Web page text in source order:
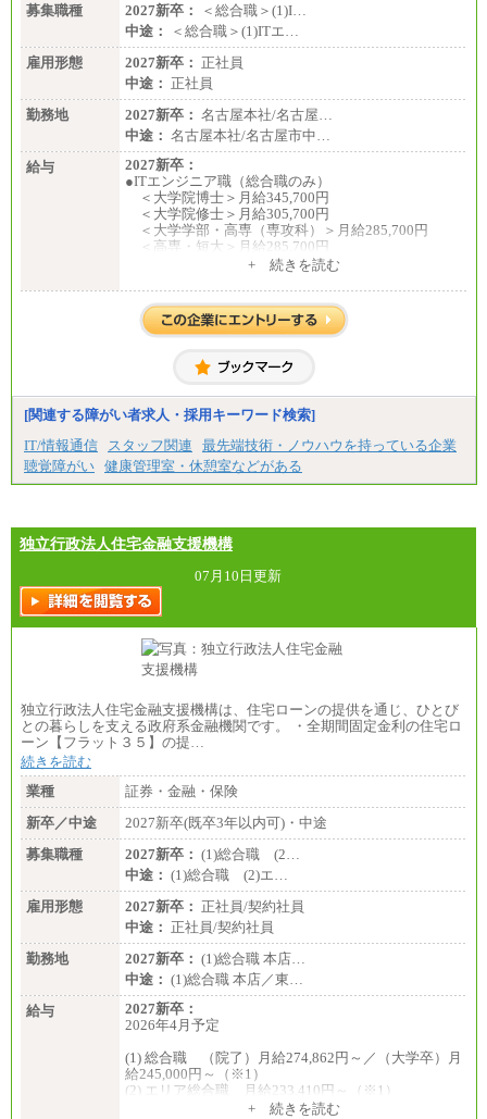
募集職種
2027新卒：
＜総合職＞(1)I…
中途：
＜総合職＞(1)ITエ…
雇用形態
2027新卒： 正社員
中途： 正社員
勤務地
2027新卒： 名古屋本社/名古屋…
中途： 名古屋本社/名古屋市中…
給与
2027新卒：
●ITエンジニア職（総合職のみ）
＜大学院博士＞月給345,700円
＜大学院修士＞月給305,700円
＜大学学部・高専（専攻科）＞月給285,700円
＜高専・短大＞月給285,700円
＜大学院修士・博士＞月給：305,700円（総合職）
＜大学学部＞月給：285,700円（総合職）／253,10
0円（一般職）
00円（一般職）
※試用期間中の条件変更：無
中途：
■正社員採用■
＜総合職＞
大学院博士 ： 月給345,700円～
高専・短大： 月給285,700円～
＜一般職＞
大学(学部・院)・高専（専攻科）： 月給253,100
円～
高専・短大： 月給248,100円～
※試用期間中の条件変更：無
+ 続きを読む
[関連する障がい者求人・採用キーワード検索]
IT/情報通信
スタッフ関連
最先端技術・ノウハウを持っている企業
聴覚障がい 健康管理室・休憩室などがある
独立行政法人住宅金融支援機構
07月10日更新
独立行政法人住宅金融支援機構は、住宅ローンの提供を通じ、ひとび
との暮らしを支える政府系金融機関です。 ・全期間固定金利の住宅ロ
ーン【フラット３５】の提…
続きを読む
業種
証券・金融・保険
新卒／中途
2027新卒(既卒3年以内可)・中途
募集職種
2027新卒： (1)総合職 (2…
中途： (1)総合職 (2)エ…
雇用形態
2027新卒： 正社員/契約社員
中途： 正社員/契約社員
勤務地
2027新卒： (1)総合職 本店…
中途： (1)総合職 本店／東…
給与
2027新卒：
2026年4月予定
(1) 総合職 （院了）月給274,862円～／（大学卒）月
給245,000円～（※1）
(2) エリア総合職 月給233,410円～（※1）
(3) アシスタントスタッフ 日給9,800円～12,500円
+ 続きを読む